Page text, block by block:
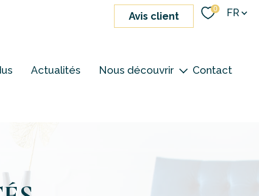
avis client
0 Langue
FR
Actualités Nous découvrir Contact